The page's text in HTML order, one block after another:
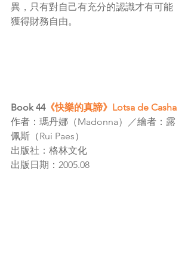
異，只有對自己有充分的認識才有可能
獲得財務自由。
Book 44《快樂的真諦》Lotsa de Casha
作者：瑪丹娜（Madonna）／繪者：露
佩斯（Rui Paes）
出版社：格林文化
出版日期：2005.08